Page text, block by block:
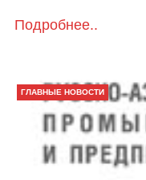
Подробнее..
ГЛАВНЫЕ НОВОСТИ